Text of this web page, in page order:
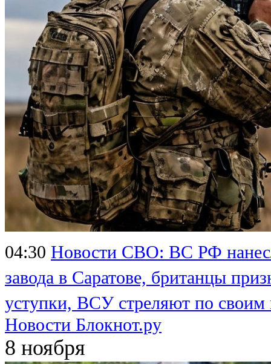
04:30 Новости СВО: ВС РФ
завода в Саратове, британцы
уступки, ВСУ стреляют по
Новости Блокнот.ру
8 ноября